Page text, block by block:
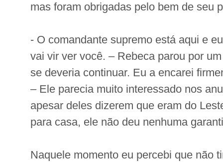
mas foram obrigadas pelo bem de seu
- O comandante supremo está aqui e
vai vir ver você. – Rebeca parou por
se deveria continuar. Eu a encarei
– Ele parecia muito interessado nos
apesar deles dizerem que eram do
para casa, ele não deu nenhuma
Naquele momento eu percebi que não